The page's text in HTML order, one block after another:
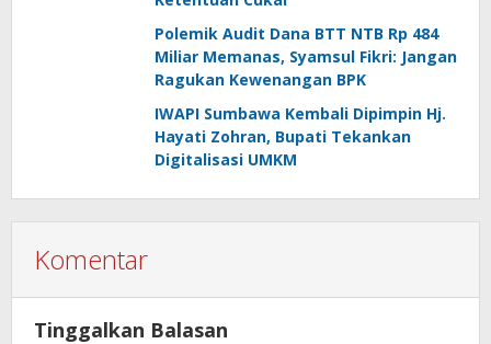
Polemik Audit Dana BTT NTB Rp 484
Miliar Memanas, Syamsul Fikri: Jangan
Ragukan Kewenangan BPK
IWAPI Sumbawa Kembali Dipimpin Hj.
Hayati Zohran, Bupati Tekankan
Digitalisasi UMKM
Komentar
Tinggalkan Balasan